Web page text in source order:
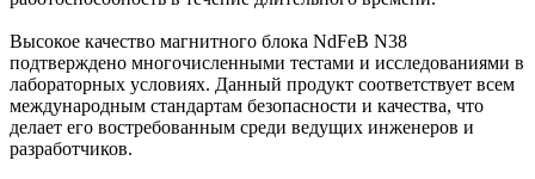
Высокое качество магнитного блока NdFeB N38
подтверждено многочисленными тестами и исследованиями в
лабораторных условиях. Данный продукт соответствует всем
международным стандартам безопасности и качества, что
делает его востребованным среди ведущих инженеров и
разработчиков.